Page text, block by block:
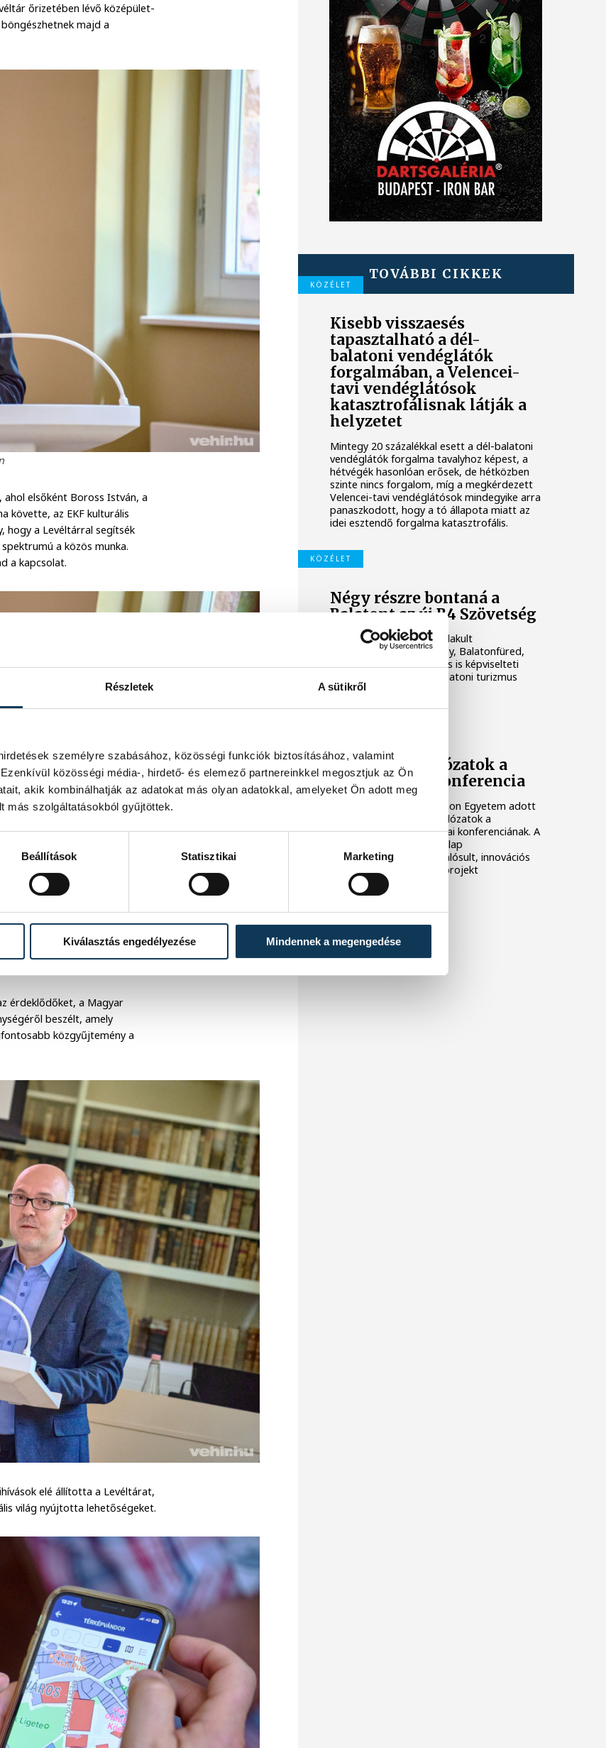
Részletek A sütikről
személyre szabásához, közösségi funkciók biztosításához, valamint
közösségi média-, hirdető- és elemező partnereinkkel megosztjuk az Ön
akik kombinálhatják az adatokat más olyan adatokkal, amelyeket Ön adott meg
más szolgáltatásokból gyűjtöttek.
Beállítások Statisztikai Marketing
Kiválasztás engedélyezése Mindennek a megengedése
őrizetében lévő középület-
majd a
elsőként Boross István, a
követte, az EKF kulturális
hogy a Levéltárral segítsék
a közös munka.
a kapcsolat.
érdeklődőket, a Magyar
beszélt, amely
közgyűjtemény a
elé állította a Levéltárat,
világ nyújtotta lehetőségeket.
TOVÁBBI CIKKEK
KÖZÉLET
Kisebb visszaesés
tapasztalható a dél-
balatoni vendéglátók
forgalmában, a Velencei-
tavi vendéglátósok
katasztrofálisnak látják a
helyzetet
Mintegy 20 százalékkal esett a dél-balatoni
vendéglátók forgalma tavalyhoz képest, a
hétvégék hasonlóan erősek, de hétközben
szinte nincs forgalom, míg a megkérdezett
Velencei-tavi vendéglátósok mindegyike arra
panaszkodott, hogy a tó állapota miatt az
idei esztendő forgalma katasztrofális.
KÖZÉLET
Négy részre bontaná a
Balatont az új B4 Szövetség
A kedden Siófokon megalakult
szerveződésben Keszthely, Balatonfüred,
Siófok, Hévíz és Zalakaros is képviselteti
magát, közös céljuk a balatoni turizmus
támogatása.
Innovációs hálózatok a
turizmusban konferencia
2026. június 12-én a Pannon Egyetem adott
otthont az Innovációs hálózatok a
turizmusban című szakmai konferenciának. A
rendezvény a Visegrádi Alap
finanszírozásában megvalósult, innovációs
hálózatokkal foglalkozó projekt
záróeseménye volt.